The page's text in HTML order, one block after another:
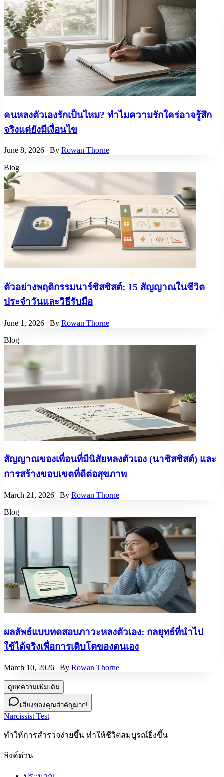
คนหลงตัวเองรักเป็นไหม? ทำไมความรักใคร่อาจรู้สึก
จริงแต่ยังมีเงื่อนไข
June 8, 2026 | By Rowan Thorne
Blog
ตัวอย่างพฤติกรรมนาร์ซิสซิสต์: 15 สัญญาณในชีวิต
ประจำวันและวิธีรับมือ
June 1, 2026 | By Rowan Thorne
Blog
สัญญาณของเพื่อนที่มีนิสัยหลงตัวเอง (นาซิสซิสต์) และ
การสร้างขอบเขตที่ดีต่อสุขภาพ
March 21, 2026 | By Rowan Thorne
Blog
ผลลัพธ์แบบทดสอบภาวะหลงตัวเอง: กลยุทธ์ที่นำไป
ใช้ได้จริงเพื่อการเติบโตของตนเอง
March 10, 2026 | By Rowan Thorne
ดูบทความเพิ่มเติม
เสียงของคุณสำคัญมาก!
Narcissist Test
ทําให้การสํารวจง่ายขึ้น ทําให้ชีวิตสมบูรณ์ยิ่งขึ้น
ลิงค์ด่วน